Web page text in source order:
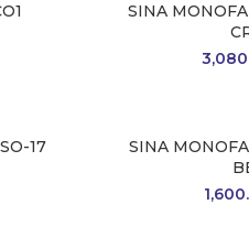
SINA
17
SINA